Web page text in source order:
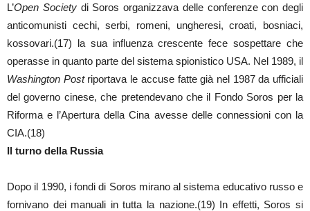
L’Open Societydi Soros organizzava delle conferenze con degli
anticomunisti cechi, serbi, romeni, ungheresi, croati, bosniaci,
kossovari.(17) la sua influenza crescente fece sospettare che
operasse in quanto parte del sistema spionistico USA. Nel 1989, il
Washington Postriportava le accuse fatte già nel 1987 da ufficiali
del governo cinese, che pretendevano che il Fondo Soros per la
Riforma e l’Apertura della Cina avesse delle connessioni con la
CIA.(18)
Il turno della Russia
Dopo il 1990, i fondi di Soros mirano al sistema educativo russo e
fornivano dei manuali in tutta la nazione.(19) In effetti, Soros si